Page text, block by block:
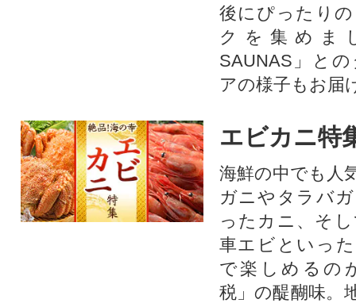
後にぴったり
クを集めま
SAUNAS」と
アの様子もお届
エビカニ特
海鮮の中でも人
ガニやタラバ
ったカニ、そ
車エビといっ
で楽しめるの
税」の醍醐味。